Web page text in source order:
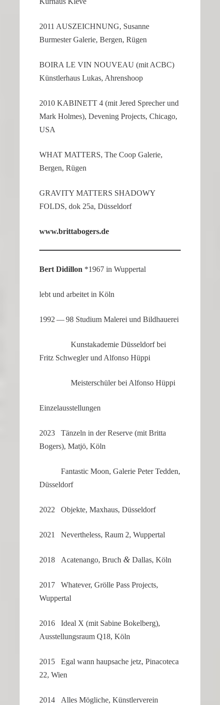
2011 AUSZEICH­NUNG, Susanne
Burmester Galerie, Bergen, Rügen
BOIRA LE VIN NOUVEAU (mit ACBC)
Künst­ler­haus Lukas, Ahrenshoop
2010 KABINETT 4 (mit Jered Sprecher und
Mark Holmes), Devening Projects, Chicago,
USA
WHAT MATTERS, The Coop Galerie,
Bergen, Rügen
GRAVITY MATTERS SHADOWY
FOLDS, dok 25a, Düsseldorf
www​.britt​a​bo​gers​.de
Bert Didillon *1967 in Wuppertal
lebt und arbeitet in Köln
1992 — 98 Studium Malerei und Bildhauerei
Kunst­aka­demie Düssel­dorf bei
Fritz Schwegler und Alfonso Hüppi
Meister­schüler bei Alfonso Hüppi
Einzel­aus­stel­lungen
2023 Tänzeln in der Reserve (mit Britta
Bogers), Matjö, Köln
Fanta­stic Moon, Galerie Peter Tedden,
Düsseldorf
2022 Objekte, Maxhaus, Düsseldorf
2021 Nevert­heless, Raum 2, Wuppertal
2018 Acaten­ango, Bruch & Dallas, Köln
2017 Whatever, Grölle Pass Projects,
Wuppertal
2016 Ideal X (mit Sabine Bokel­berg),
Ausstel­lungs­raum Q18, Köln
2015 Egal wann haupsache jetz, Pinacoteca
22, Wien
2014 Alles Mögliche, Künst­ler­verein